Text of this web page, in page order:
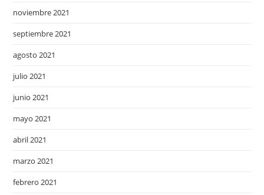
noviembre 2021
septiembre 2021
agosto 2021
julio 2021
junio 2021
mayo 2021
abril 2021
marzo 2021
febrero 2021